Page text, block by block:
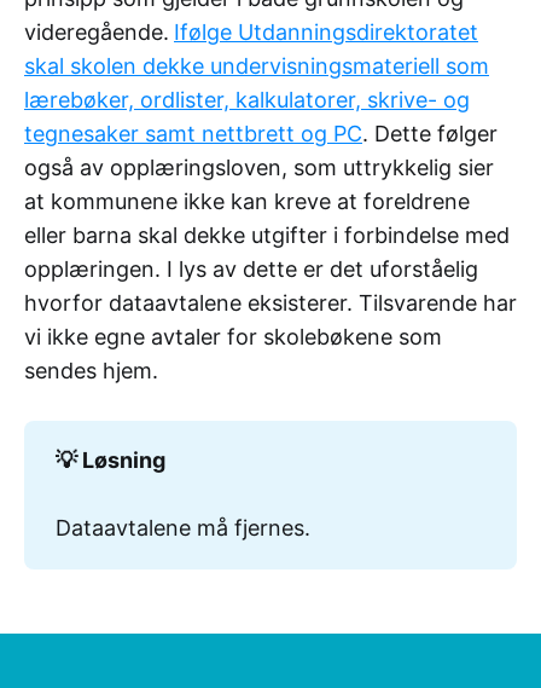
videregående. Ifølge Utdanningsdirektoratet
skal skolen dekke undervisningsmateriell som
lærebøker, ordlister, kalkulatorer, skrive- og
tegnesaker samt nettbrett og PC. Dette følger
også av opplæringsloven, som uttrykkelig sier
at kommunene ikke kan kreve at foreldrene
eller barna skal dekke utgifter i forbindelse med
opplæringen. I lys av dette er det uforståelig
hvorfor dataavtalene eksisterer. Tilsvarende har
vi ikke egne avtaler for skolebøkene som
sendes hjem.
💡 Løsning
Dataavtalene må fjernes.